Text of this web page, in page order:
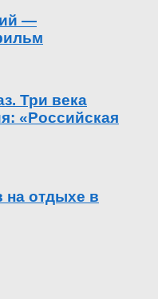
—
Три века
«Российская
отдыхе в